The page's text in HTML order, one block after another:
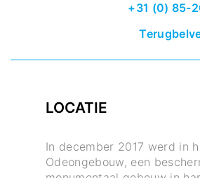
+31 (0) 85-
LOCATIE
In december 2017 werd in
Odeongebouw, een